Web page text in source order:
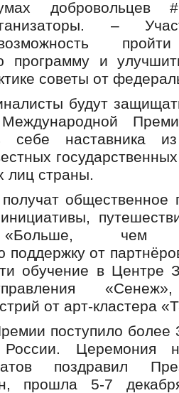
–
программу и
советы от
будут
себе наставника
лиц страны.
общественное
чем
от
обучение в Центре
«Сенеж»,
от арт-кластера
поступило более
Церемония
поздравил
прошла 5-7